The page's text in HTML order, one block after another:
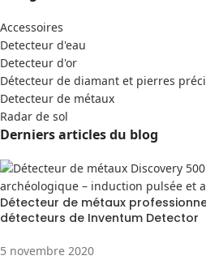
Accessoires
Detecteur d'eau
Detecteur d'or
Détecteur de diamant et pierres
Detecteur de métaux
Radar de sol
Derniers articles du blog
Détecteur de métaux
détecteurs de Inventum Detector
5 novembre 2020